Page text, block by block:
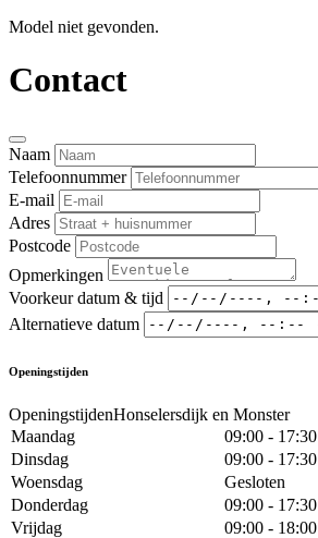
Model niet gevonden.
Contact
Naam
Telefoonnummer
E-mail
Adres
Postcode
Opmerkingen
Voorkeur datum & tijd
Alternatieve datum
Openingstijden
OpeningstijdenHonselersdijk en Monster
Maandag
09:00 - 17:30
Dinsdag
09:00 - 17:30
Woensdag
Gesloten
Donderdag
09:00 - 17:30
Vrijdag
09:00 - 18:00